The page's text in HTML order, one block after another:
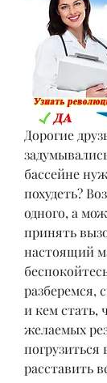
Дорогие
бассейне
похудеть?
одного, а
принять
настоящий
разберемся,
и кем стать,
желаемых
расставить